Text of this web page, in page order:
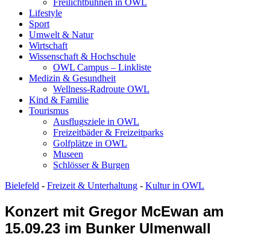
Freilichtbühnen in OWL
Lifestyle
Sport
Umwelt & Natur
Wirtschaft
Wissenschaft & Hochschule
OWL Campus – Linkliste
Medizin & Gesundheit
Wellness-Radroute OWL
Kind & Familie
Tourismus
Ausflugsziele in OWL
Freizeitbäder & Freizeitparks
Golfplätze in OWL
Museen
Schlösser & Burgen
Bielefeld - Freizeit & Unterhaltung - Kultur in OWL
Konzert mit Gregor McEwan am
15.09.23 im Bunker Ulmenwall